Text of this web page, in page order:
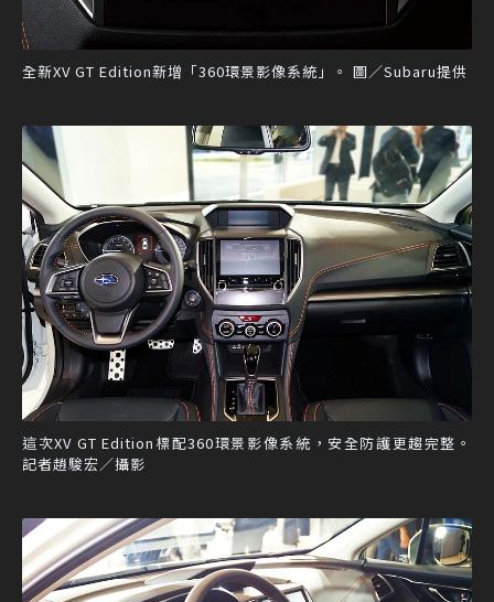
全新XV GT Edition新增「360環景影像系統」。 圖／Subaru提供
這次XV GT Edition標配360環景影像系統，安全防護更趨完整。
記者趙駿宏／攝影